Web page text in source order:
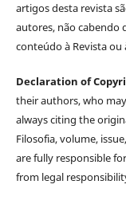
artigos desta revista
autores, não cabendo
conteúdo à Revista ou
Declaration of
their authors, who
always citing the
Filosofia, volume,
are fully responsible
from legal